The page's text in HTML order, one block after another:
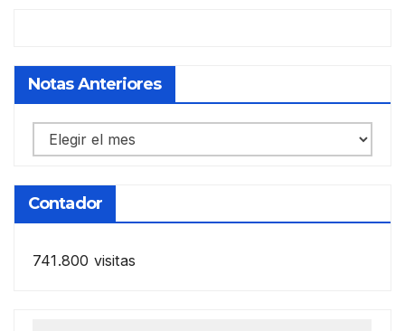
Notas Anteriores
Notas
anteriores
Contador
741.800 visitas